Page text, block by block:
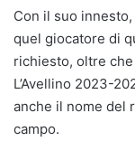
Con il suo
quel giocatore di
richiesto, oltre
L’Avellino 2023-
anche il nome del
campo.